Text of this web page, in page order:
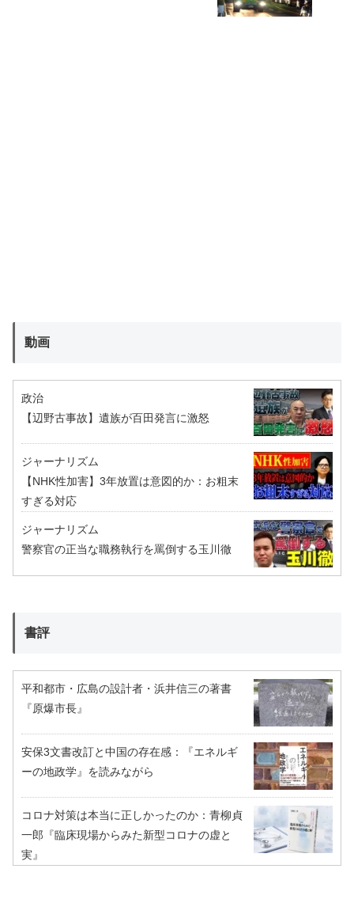
動画
政治
【辺野古事故】遺族が百田発言に激怒
ジャーナリズム
【NHK性加害】3年放置は意図的か：お粗末
すぎる対応
ジャーナリズム
警察官の正当な職務執行を罵倒する玉川徹
書評
平和都市・広島の設計者・浜井信三の著書
『原爆市長』
安保3文書改訂と中国の存在感：『エネルギ
ーの地政学』を読みながら
コロナ対策は本当に正しかったのか：青柳貞
一郎『臨床現場からみた新型コロナの虚と
実』